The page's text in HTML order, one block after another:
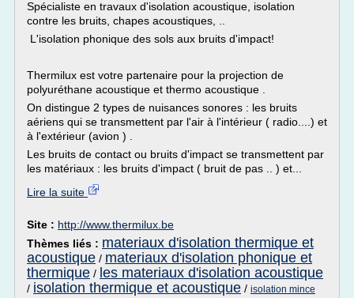
Spécialiste en travaux d'isolation acoustique, isolation
contre les bruits, chapes acoustiques, ..
L'isolation phonique des sols aux bruits d'impact!
Thermilux est votre partenaire pour la projection de
polyuréthane acoustique et thermo acoustique .
On distingue 2 types de nuisances sonores : les bruits
aériens qui se transmettent par l'air à l'intérieur ( radio....) et
à l'extérieur (avion ) .
Les bruits de contact ou bruits d'impact se transmettent par
les matériaux : les bruits d'impact ( bruit de pas .. ) et...
Lire la suite
Site : http://www.thermilux.be
Thèmes liés : materiaux d'isolation thermique et
acoustique / materiaux d'isolation phonique et
thermique / les materiaux d'isolation acoustique
/ isolation thermique et acoustique / isolation mince